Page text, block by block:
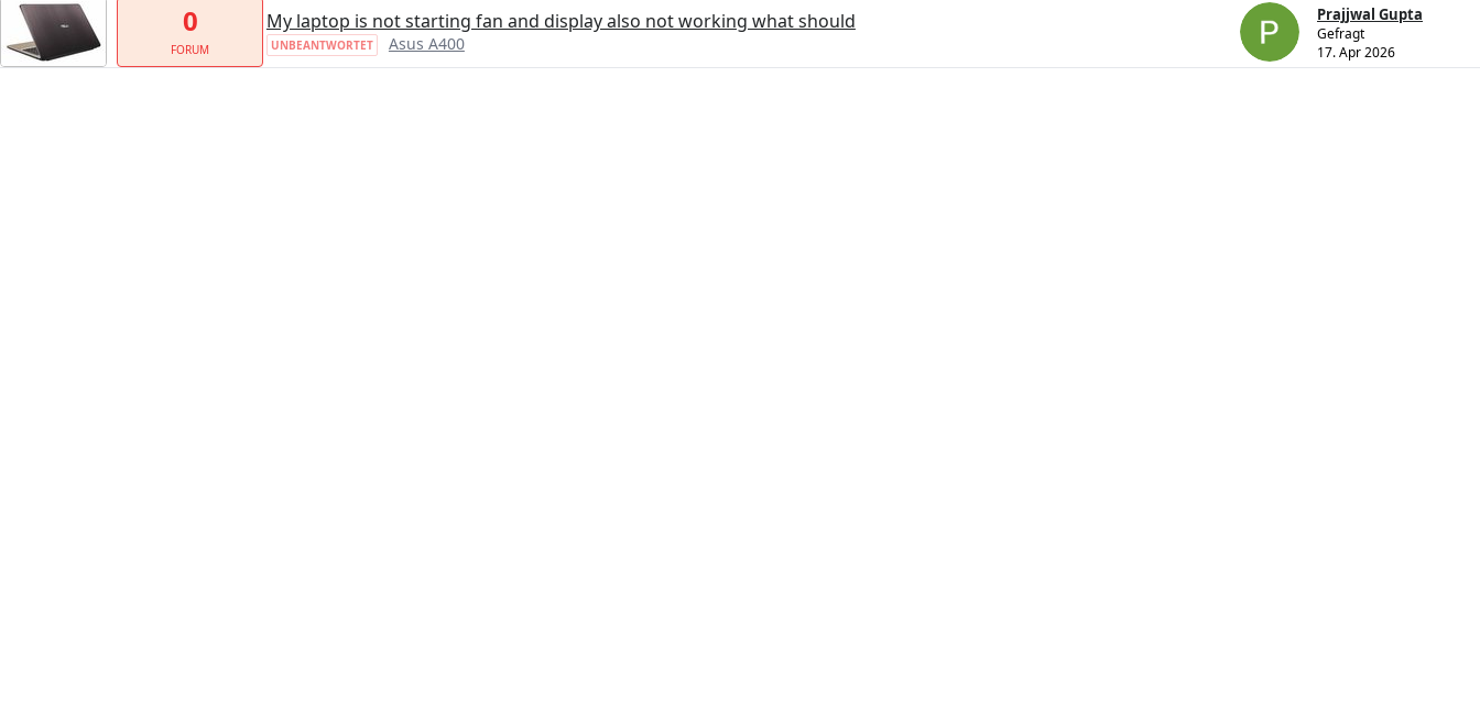
0
FORUM
My laptop is not starting fan and display also not working what should
UNBEANTWORTET Asus A400
Prajjwal Gupta
Gefragt
17. Apr 2026